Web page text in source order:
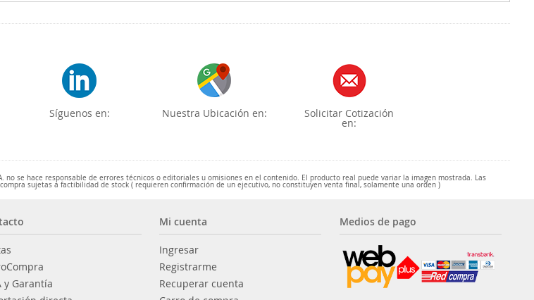
Síguenos en: Nuestra Ubicación en: Solicitar Cotización
en:
se hace responsable de errores técnicos o editoriales u omisiones en el contenido. El producto real puede variar la imagen mostrada. Las
sujetas a factibilidad de stock ( requieren confirmación de un ejecutivo, no constituyen venta final, solamente una orden )
y Garantía
Mi cuenta
Ingresar
Registrarme
Recuperar cuenta
Medios de pago